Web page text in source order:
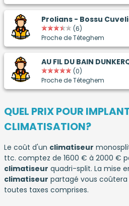
Prolians - Bossu
(6)
Proche de Téteghem
AU FIL DU BAIN
(0)
Proche de Téteghem
QUEL PRIX POUR
CLIMATISATION?
Le coût d'un climatiseur
ttc. comptez de 1600 € à 2000 €
climatiseur quadri-split. La mise
climatiseur partagé vous
toutes taxes comprises.